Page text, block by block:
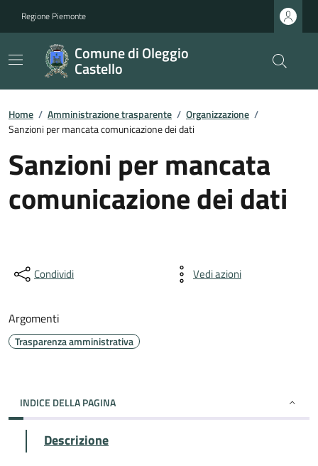
Regione Piemonte
Comune di Oleggio
Castello
Home / Amministrazione trasparente / Organizzazione /
Sanzioni per mancata comunicazione dei dati
Sanzioni per mancata
comunicazione dei dati
Condividi Vedi azioni
Argomenti
Trasparenza amministrativa
INDICE DELLA PAGINA
Descrizione